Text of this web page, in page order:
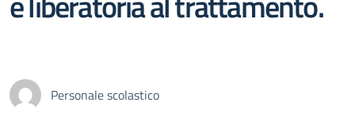
Personale scolastico